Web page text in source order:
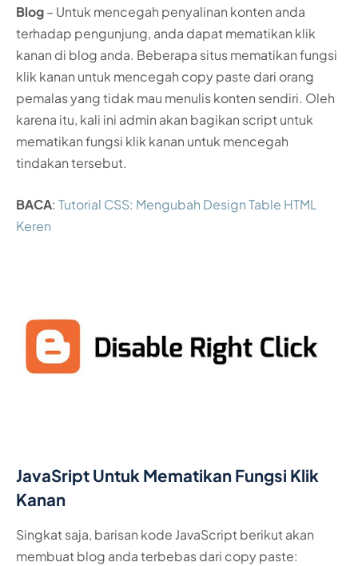
Blog– Untuk mencegah penyalinan konten anda
terhadap pengunjung, anda dapat mematikan klik
kanan di blog anda. Beberapa situs mematikan fungsi
klik kanan untuk mencegah copy paste dari orang
pemalas yang tidak mau menulis konten sendiri. Oleh
karena itu, kali ini admin akan bagikan script untuk
mematikan fungsi klik kanan untuk mencegah
tindakan tersebut.
BACA: Tutorial CSS: Mengubah Design Table HTML
Keren
JavaSript Untuk Mematikan Fungsi Klik
Kanan
Singkat saja, barisan kode JavaScript berikut akan
membuat blog anda terbebas dari copy paste: